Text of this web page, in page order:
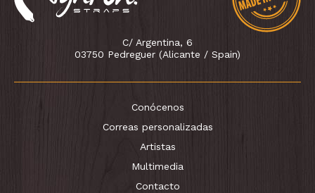
C/ Argentina, 6
03750 Pedreguer (Alicante / Spain)
Conócenos
Correas personalizadas
Artistas
Multimedia
Contacto